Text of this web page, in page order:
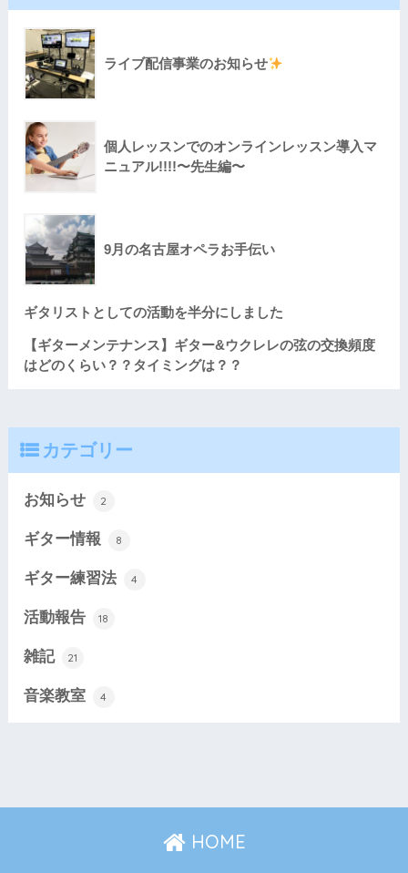
ライブ配信事業のお知らせ
個人レッスンでのオンラインレッスン導入マ
ニュアル!!!!〜先生編〜
9月の名古屋オペラお手伝い
ギタリストとしての活動を半分にしました
【ギターメンテナンス】ギター&ウクレレの弦の交換頻度
はどのくらい？？タイミングは？？
カテゴリー
お知らせ 2
ギター情報 8
ギター練習法 4
活動報告 18
雑記 21
音楽教室 4
HOME